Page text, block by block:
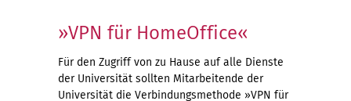
»VPN für HomeOffice«
Für den Zugriff von zu Hause auf alle Dienste
der Universität sollten Mitarbeitende der
Universität die Verbindungsmethode »VPN für